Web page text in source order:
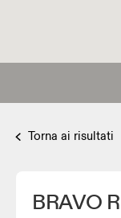
Torna ai risultati
BRAVO